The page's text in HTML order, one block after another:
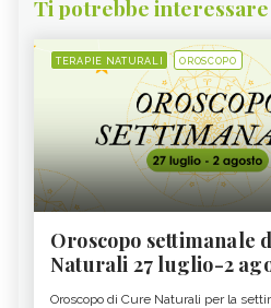
Ti potrebbe
TERAPIE NATURALI OROSCOPO
Oroscopo settimanale
Naturali 27 luglio-2
Oroscopo di Cure Naturali per la